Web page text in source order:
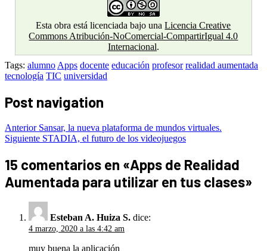
Esta obra está licenciada bajo unaLicencia Creative
Commons Atribución-NoComercial-CompartirIgual 4.0
Internacional.
Tags: alumno Apps docente educación profesor realidad aumentada
tecnología TIC universidad
Post navigation
AnteriorSansar, la nueva plataforma de mundos virtuales.
Siguiente STADIA, el futuro de los videojuegos
15 comentarios en «Apps de Realidad
Aumentada para utilizar en tus clases»
Esteban A. Huiza S. dice:
4 marzo, 2020 a las 4:42 am
muy buena la aplicación